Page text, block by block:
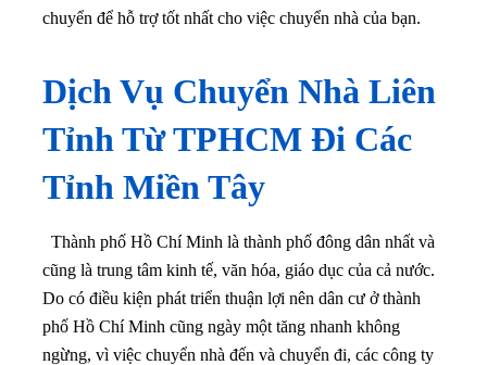
chuyển để hỗ trợ tốt nhất cho việc chuyển nhà của bạn.
Dịch Vụ Chuyển Nhà Liên
Tỉnh Từ TPHCM Đi Các
Tỉnh Miền Tây
Thành phố Hồ Chí Minh là thành phố đông dân nhất và
cũng là trung tâm kinh tế, văn hóa, giáo dục của cả nước.
Do có điều kiện phát triển thuận lợi nên dân cư ở thành
phố Hồ Chí Minh cũng ngày một tăng nhanh không
ngừng, vì việc chuyển nhà đến và chuyển đi, các công ty